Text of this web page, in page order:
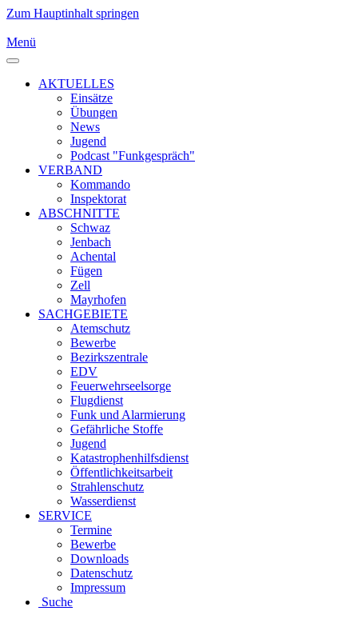
Zum Hauptinhalt springen
Menü
AKTUELLES
Einsätze
Übungen
News
Jugend
Podcast "Funkgespräch"
VERBAND
Kommando
Inspektorat
ABSCHNITTE
Schwaz
Jenbach
Achental
Fügen
Zell
Mayrhofen
SACHGEBIETE
Atemschutz
Bewerbe
Bezirkszentrale
EDV
Feuerwehrseelsorge
Flugdienst
Funk und Alarmierung
Gefährliche Stoffe
Jugend
Katastrophenhilfsdienst
Öffentlichkeitsarbeit
Strahlenschutz
Wasserdienst
SERVICE
Termine
Bewerbe
Downloads
Datenschutz
Impressum
Suche